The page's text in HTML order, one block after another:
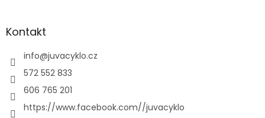
Kontakt
info@juvacyklo.cz
572 552 833
606 765 201
https://www.facebook.com//juvacyklo